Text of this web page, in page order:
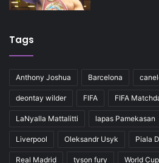
Tags
Anthony Joshua Barcelona
deontay wilder FIFA FIFA
LaNyalla Mattalitti lapas Pamekasan
Liverpool Oleksandr Usyk Piala
Real Madrid tyson fury World